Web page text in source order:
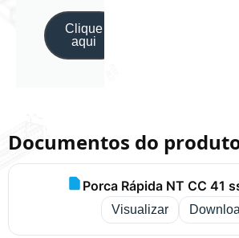
Clique
aqui
Documentos do
Porca Rápida NT CC 41
Visualizar